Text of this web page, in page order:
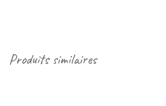
Produits similaires